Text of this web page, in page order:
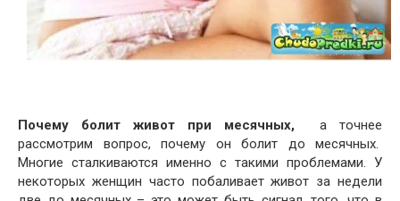
Почему болит живот при месячных,
а точнее
рассмотрим вопрос, почему он болит до месячных.
Многие сталкиваются именно с такими проблемами. У
некоторых женщин часто побаливает живот за недели